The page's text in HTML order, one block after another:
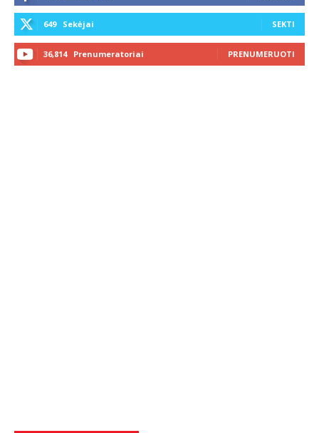
649 Sekėjai SEKTI
36,814 Prenumeratoriai PRENUMERUOTI